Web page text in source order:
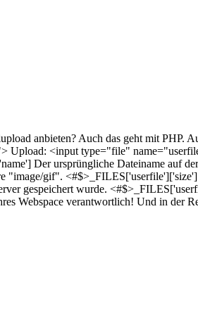
anbieten? Auch das geht mit
Upload: <input type="file"
Der ursprüngliche Dateiname auf
"image/gif".
gespeichert wurde.
Webspace verantwortlich! Und in der